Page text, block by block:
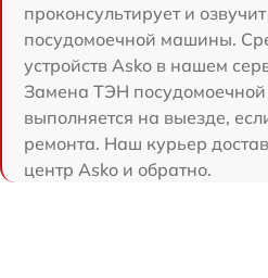
проконсультирует и
посудомоечной машины.
устройств Asko в нашем
Замена ТЭН
выполняется на выезде,
ремонта. Наш курьер
центр Asko и обратно.